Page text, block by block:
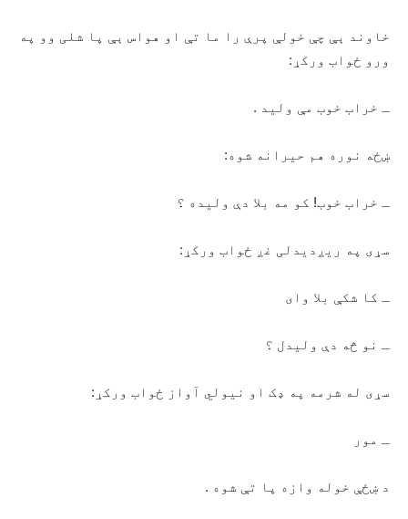
خاوند ېې چې خولې پرې را ما تې او هواس ېې پا شلی وو په
ورو ځواب ورکړ:
ـ خراب خوب مې ولید .
ښځه نوره هم حیرانه شوه:
ـ خراب خوب! کو مه بلا دې ولیده ؟
سړی په ریږدیدلی غږ ځواب ورکړ:
ـ کا شکې بلا وای
ـ نو څه دې ولیدل ؟
سړی له شرمه په ډک او نیولي آواز ځواب ورکړ:
ـ مور
د ښځې خوله وازه پا تې شوه .